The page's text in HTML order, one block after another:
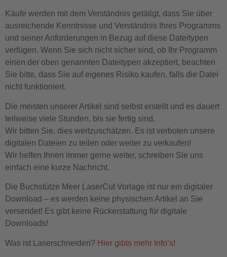
Käufe werden mit dem Verständnis getätigt, dass Sie über
ausreichende Kenntnisse und Verständnis Ihres Programms
und seiner Anforderungen in Bezug auf diese Dateitypen
verfügen. Wenn Sie sich nicht sicher sind, ob Ihr Programm
einen der oben genannten Dateitypen akzeptiert, beachten
Sie bitte, dass Sie auf eigenes Risiko kaufen, falls die Datei
nicht funktioniert.
Die meisten unserer Artikel sind selbst erstellt und es dauert
teilweise viele Stunden, bis sie fertig sind.
Wir bitten Sie, dies wertzuschätzen. Es ist verboten unsere
digitalen Dateien zu teilen oder weiter zu verkaufen!
Wir helfen Ihnen immer gerne weiter, schreiben Sie uns
einfach eine kurze Nachricht.
Die Buchstütze Meer LaserCut Vorlage ist nur ein digitaler
Download – es werden keine physischen Artikel an Sie
versendet! Es gibt keine Rückerstattung für digitale
Downloads!
Was ist Laserschneiden? Hier gibts mehr Info’s!